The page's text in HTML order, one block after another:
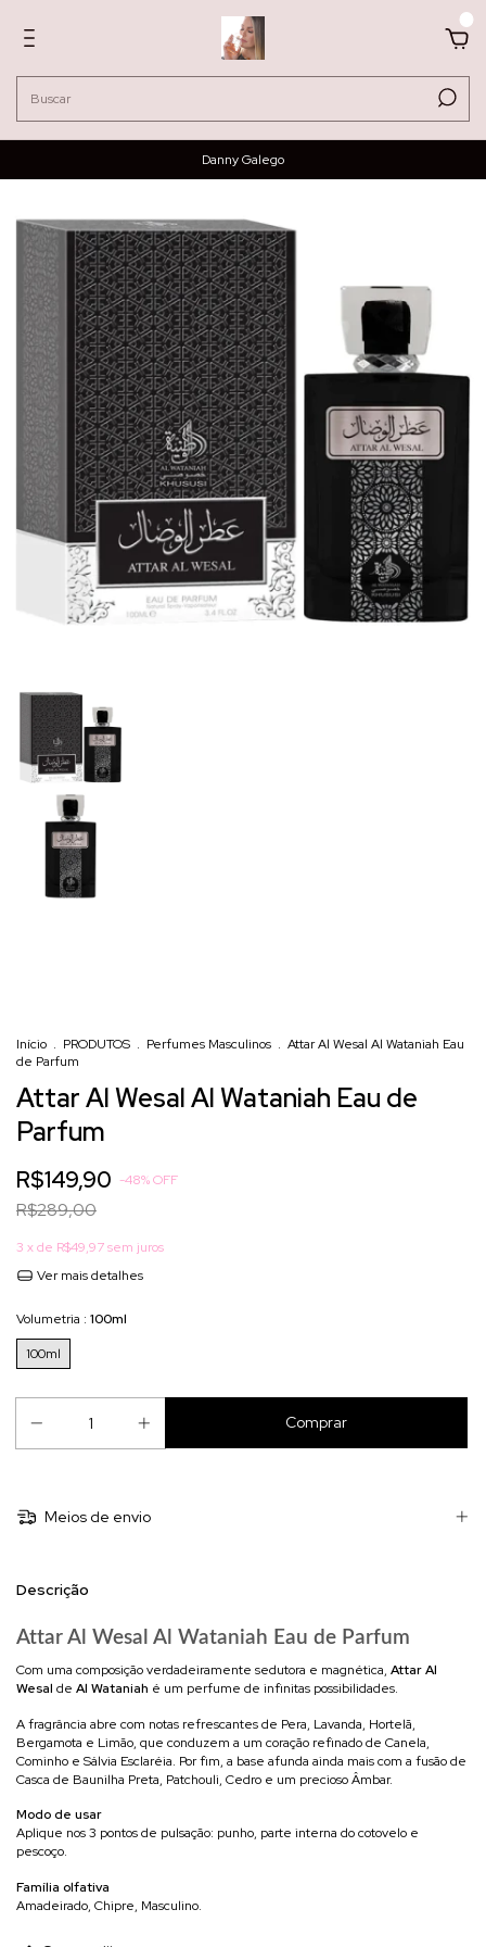
Danny Galego
Início . PRODUTOS . Perfumes Masculinos . Attar Al Wesal Al Wataniah Eau
de Parfum
Attar Al Wesal Al Wataniah Eau de
Parfum
R$149,90 -48%OFF
R$289,00
3 x de R$49,97sem juros
Ver mais detalhes
Volumetria : 100ml
100ml
Meios de envio
Descrição
Attar Al Wesal Al Wataniah Eau de Parfum
Com uma composição verdadeiramente sedutora e magnética, Attar Al
Wesal de Al Wataniah é um perfume de infinitas possibilidades.
A fragrância abre com notas refrescantes de Pera, Lavanda, Hortelã,
Bergamota e Limão, que conduzem a um coração refinado de Canela,
Cominho e Sálvia Esclaréia. Por fim, a base afunda ainda mais com a fusão de
Casca de Baunilha Preta, Patchouli, Cedro e um precioso Âmbar.
Modo de usar
Aplique nos 3 pontos de pulsação: punho, parte interna do cotovelo e
pescoço.
Família olfativa
Amadeirado, Chipre, Masculino.